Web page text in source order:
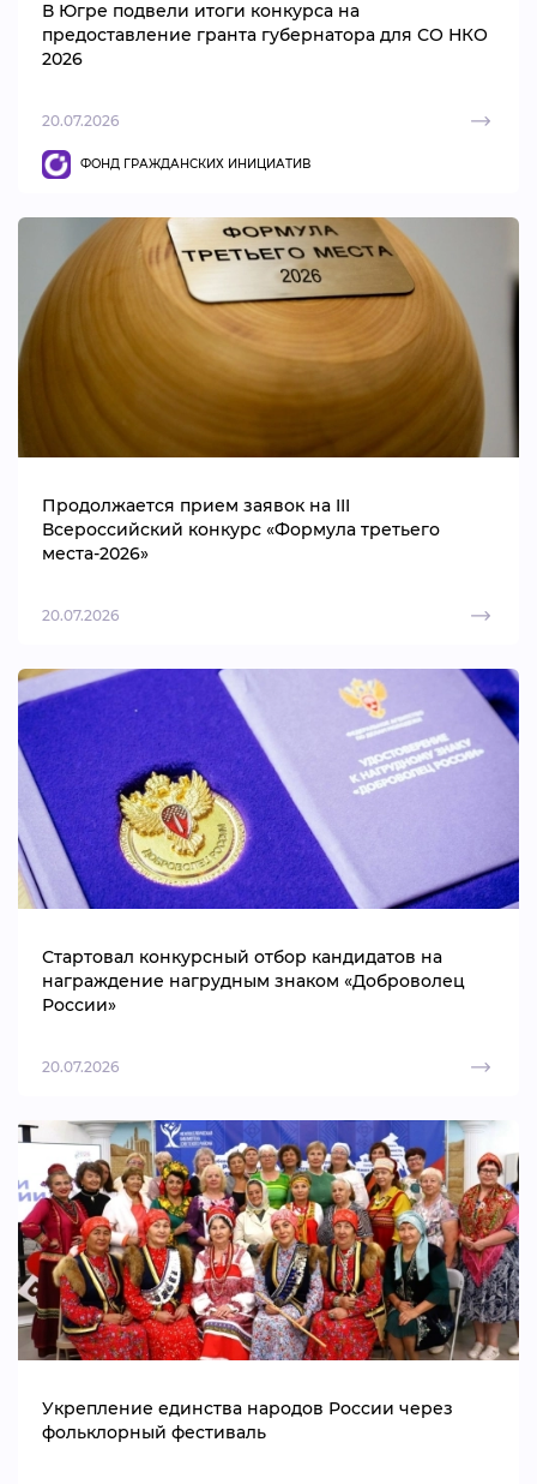
В Югре подвели итоги конкурса на
предоставление гранта губернатора для СО НКО
2026
20.07.2026
ФОНД ГРАЖДАНСКИХ ИНИЦИАТИВ
Продолжается прием заявок на III
Всероссийский конкурс «Формула третьего
места-2026»
20.07.2026
Стартовал конкурсный отбор кандидатов на
награждение нагрудным знаком «Доброволец
России»
20.07.2026
Укрепление единства народов России через
фольклорный фестиваль